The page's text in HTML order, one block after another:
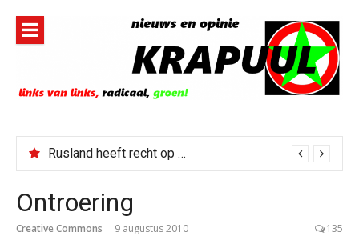
inhoud
Rusland heeft recht op zijn Stunde Null
Ontroering
Creative Commons 9 augustus 2010 135